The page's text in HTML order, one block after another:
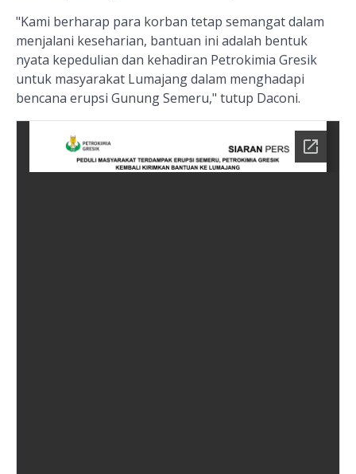
"Kami berharap para korban tetap semangat dalam
menjalani keseharian, bantuan ini adalah bentuk
nyata kepedulian dan kehadiran Petrokimia Gresik
untuk masyarakat Lumajang dalam menghadapi
bencana erupsi Gunung Semeru," tutup Daconi.